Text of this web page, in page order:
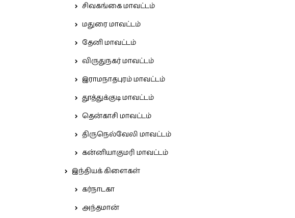
சிவகங்கை மாவட்டம்
மதுரை மாவட்டம்
தேனி மாவட்டம்
விருதுநகர் மாவட்டம்
இராமநாதபுரம் மாவட்டம்
தூத்துக்குடி மாவட்டம்
தென்காசி மாவட்டம்
திருநெல்வேலி மாவட்டம்
கன்னியாகுமரி மாவட்டம்
இந்தியக் கிளைகள்
கர்நாடகா
அந்தமான்